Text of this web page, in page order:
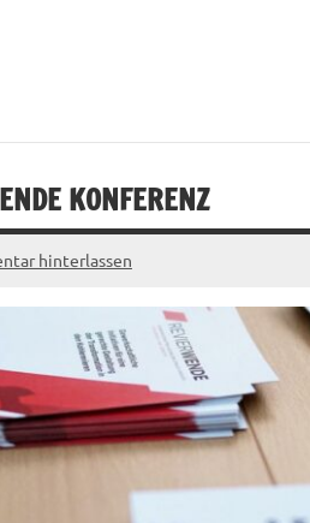
KONFERENZ
hinterlassen